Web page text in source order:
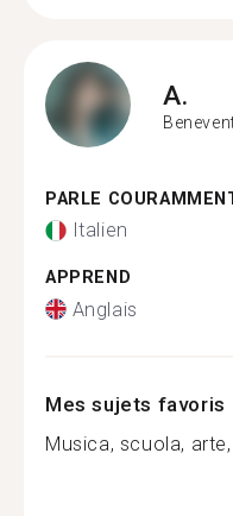
A.
PARLE
Italien
APPREND
Anglais
Mes sujets favoris
Musica, scuola,